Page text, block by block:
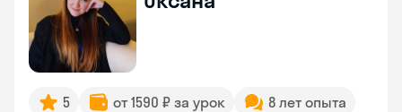
5 от 1590 ₽ за урок 8 лет опыта